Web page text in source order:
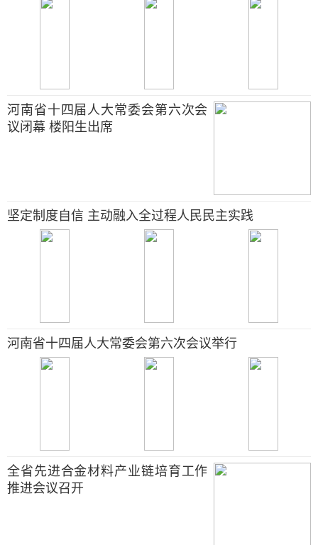
河南省十四届人大常委会第六次会
议闭幕 楼阳生出席
坚定制度自信 主动融入全过程人民民主实践
河南省十四届人大常委会第六次会议举行
全省先进合金材料产业链培育工作
推进会议召开